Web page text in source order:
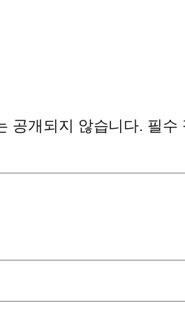
공개되지 않습니다. 필수